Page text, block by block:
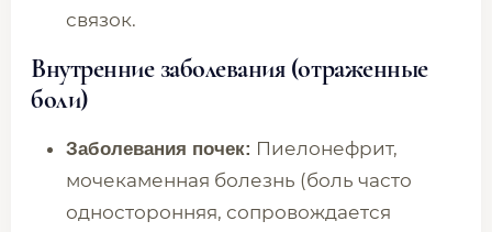
связок.
Внутренние заболевания (отраженные
боли)
Заболевания почек: Пиелонефрит,
мочекаменная болезнь (боль часто
односторонняя, сопровождается